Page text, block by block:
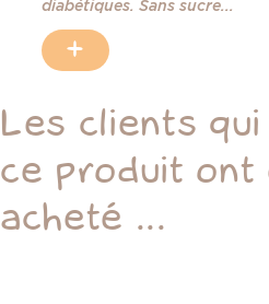
diabétiques. Sans sucre...
+
Les clients
ce produit ont
acheté ...